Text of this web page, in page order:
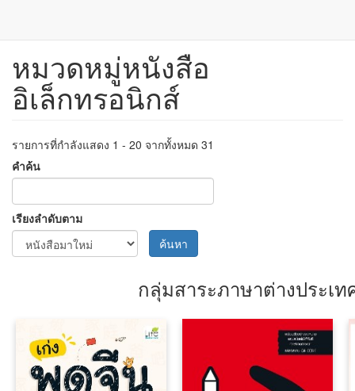
ข้าม
เนื้อหา
หมวดหมู่หนังสือ
อิเล็กทรอนิกส์
รายการที่กำลังแสดง 1 - 20 จากทั้งหมด 31
คำค้น
เรียงลำดับตาม
ค้นหา
กลุ่มสาระภาษาต่างประเท